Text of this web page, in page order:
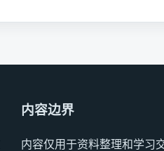
内容边界
内容仅用于资料整理和学习